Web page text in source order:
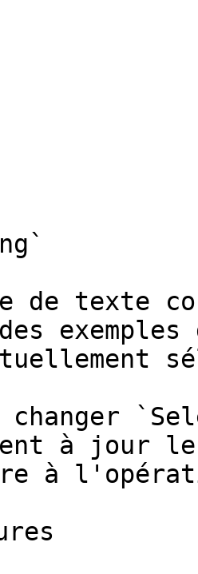
de texte
changer
à jour
à